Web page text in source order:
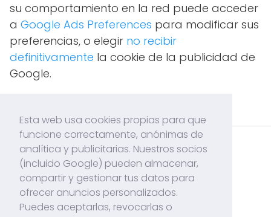
su comportamiento en la red puede acceder
a Google Ads Preferences para modificar sus
preferencias, o elegir no recibir
definitivamente la cookie de la publicidad de
Google.
Acerca de mí
Contacto
Políticas de Cookies
Esta web usa cookies propias para que
funcione correctamente, anónimas de
analítica y publicitarias. Nuestros socios
(incluido Google) pueden almacenar,
compartir y gestionar tus datos para
ofrecer anuncios personalizados.
Puedes aceptarlas, revocarlas o